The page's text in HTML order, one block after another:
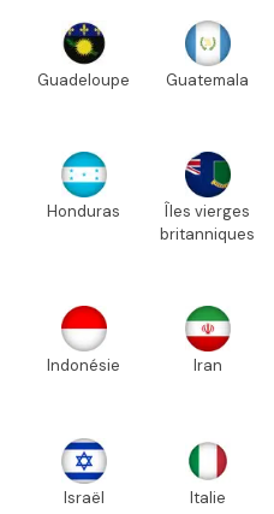
Guadeloupe Guatemala
Honduras
Îles vierges
britanniques
Indonésie Iran
Israël Italie